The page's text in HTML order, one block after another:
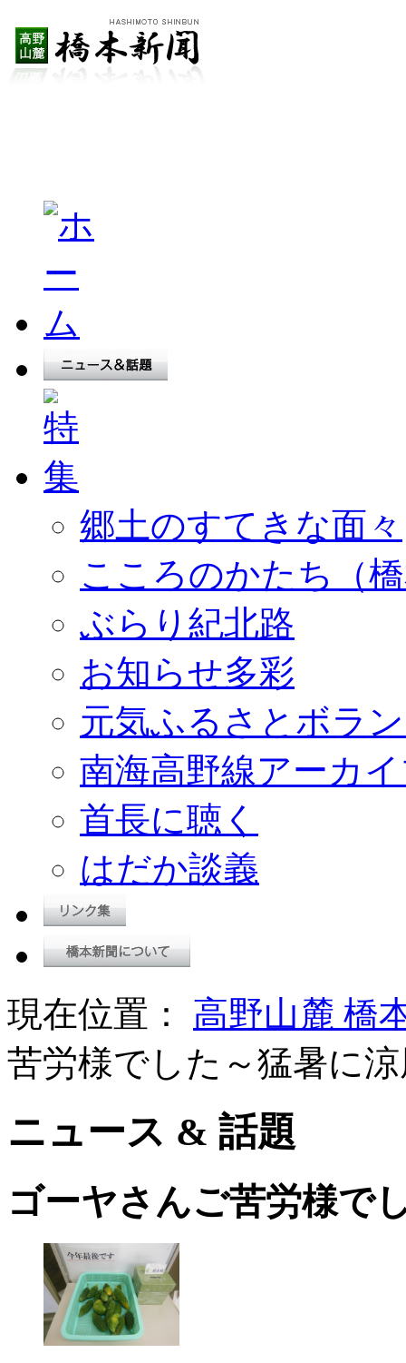
郷土のすてきな面々
こころのかたち（
ぶらり紀北路
お知らせ多彩
元気ふるさとボラ
南海高野線アーカ
首長に聴く
はだか談義
現在位置： 高野山麓 橋
苦労様でした～猛暑に
ニュース & 話題
ゴーヤさんご苦労様で